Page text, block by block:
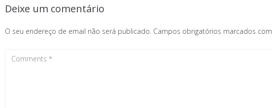
Deixe um comentário
O seu endereço de email não será publicado. Campos obrigatórios marcados com